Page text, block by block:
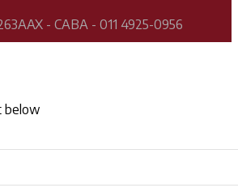
- CABA - 011 4925-0956
below